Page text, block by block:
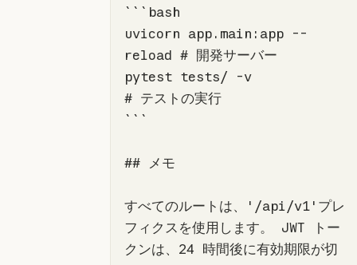
uvicorn app.main:app --
pytest tests/ -v
# テストの実行
```
## メモ
すべてのルートは、'/api/v1'プレ
フィクスを使用します。 JWT トー
クンは、24 時間後に有効期限が切